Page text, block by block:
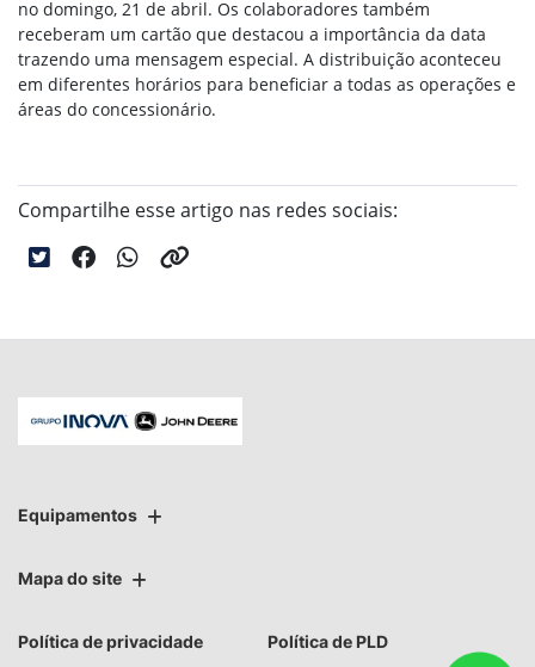
no domingo, 21 de abril. Os colaboradores também
receberam um cartão que destacou a importância da data
trazendo uma mensagem especial. A distribuição aconteceu
em diferentes horários para beneficiar a todas as operações e
áreas do concessionário.
Compartilhe esse artigo nas redes sociais:
Equipamentos
Mapa do site
Política de privacidade Política de PLD